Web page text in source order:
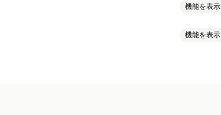
機能を表示
機能を表示